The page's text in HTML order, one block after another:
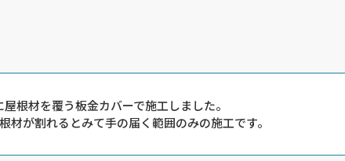
根材を覆う板金カバーで施工しました。
が割れるとみて手の届く範囲のみの施工です。